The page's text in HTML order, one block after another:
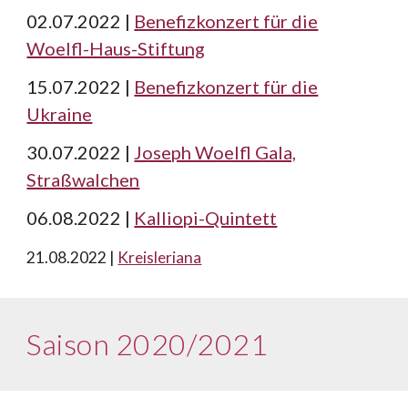
02.07.2022 | Benefizkonzert für die
Woelfl-Haus-Stiftung
15.07.2022 | Benefizkonzert für die
Ukraine
30.07.2022 |Joseph Woelfl Gala,
Straßwalchen
06.08.2022 | Kalliopi-Quintett
21.08.2022 | Kreisleriana
Saison 2020/2021